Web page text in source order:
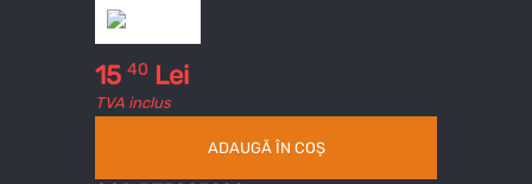
15 40 Lei
TVA inclus
ADAUGĂ ÎN COȘ